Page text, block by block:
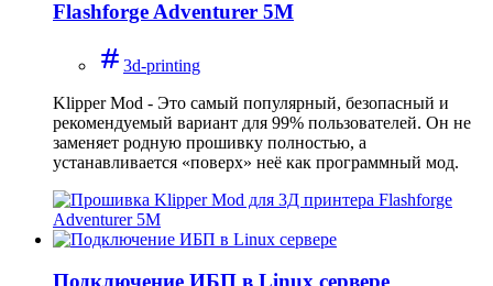
Flashforge Adventurer 5M
3d-printing
Klipper Mod - Это самый популярный, безопасный и
рекомендуемый вариант для 99% пользователей. Он не
заменяет родную прошивку полностью, а
устанавливается «поверх» неё как программный мод.